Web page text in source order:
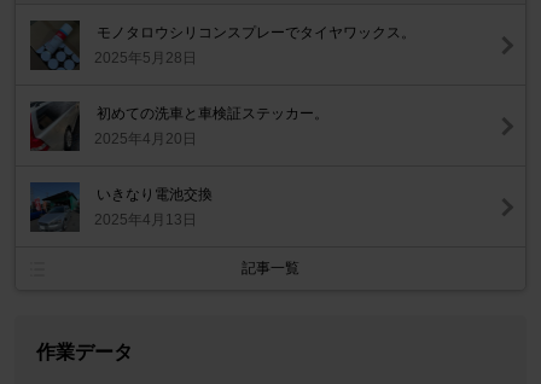
モノタロウシリコンスプレーでタイヤワックス。
2025年5月28日
初めての洗車と車検証ステッカー。
2025年4月20日
いきなり電池交換
2025年4月13日
記事一覧
作業データ